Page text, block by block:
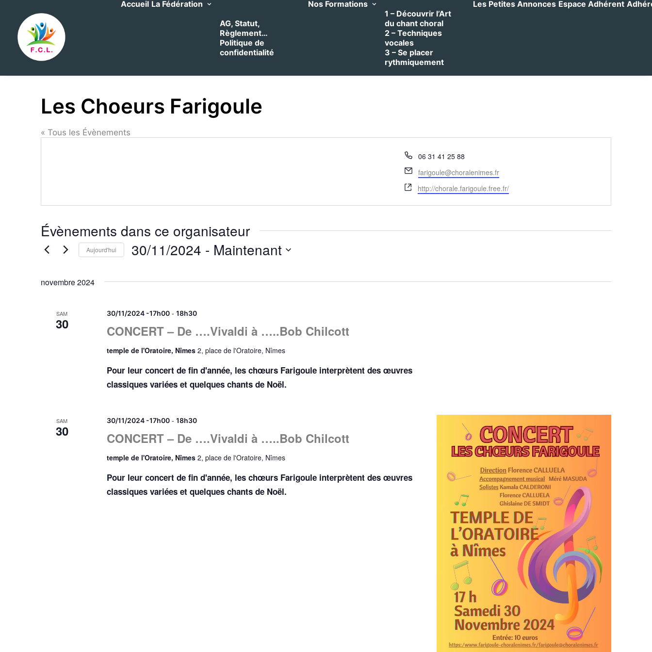
Accueil La Fédération
AG, Statut,
Règlement…
Politique de
confidentialité
Nos Formations
1 – Découvrir l’Art
du chant choral
2 – Techniques
vocales
3 – Se placer
rythmiquement
Les Petites Annonces Espace Adhérent
Les Choeurs Farigoule
« Tous les Évènements
Téléphone
06 31 41 25 88
Email
farigoule@choralenimes.fr
Site
web
http://chorale.farigoule.free.fr/
Évènements dans ce organisateur
Aujourd'hui 30/11/2024 - Maintenant
une
novembre 2024
SAM
30 CONCERT – De ….Vivaldi à …..Bob Chilcott
30/11/2024 -17h00- 18h30
temple de l'Oratoire, Nîmes 2, place de l'Oratoire, Nîmes
Pour leur concert de fin d'année, les chœurs Farigoule interprètent des œuvres
classiques variées et quelques chants de Noël.
SAM
30 CONCERT – De ….Vivaldi à …..Bob Chilcott
30/11/2024 -17h00- 18h30
temple de l'Oratoire, Nîmes 2, place de l'Oratoire, Nîmes
Pour leur concert de fin d'année, les chœurs Farigoule interprètent des œuvres
classiques variées et quelques chants de Noël.